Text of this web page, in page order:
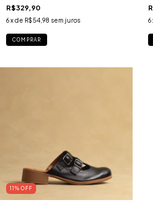
R$329,90
6x de R$54,98 sem juros
COMPRAR
6
11 % OFF